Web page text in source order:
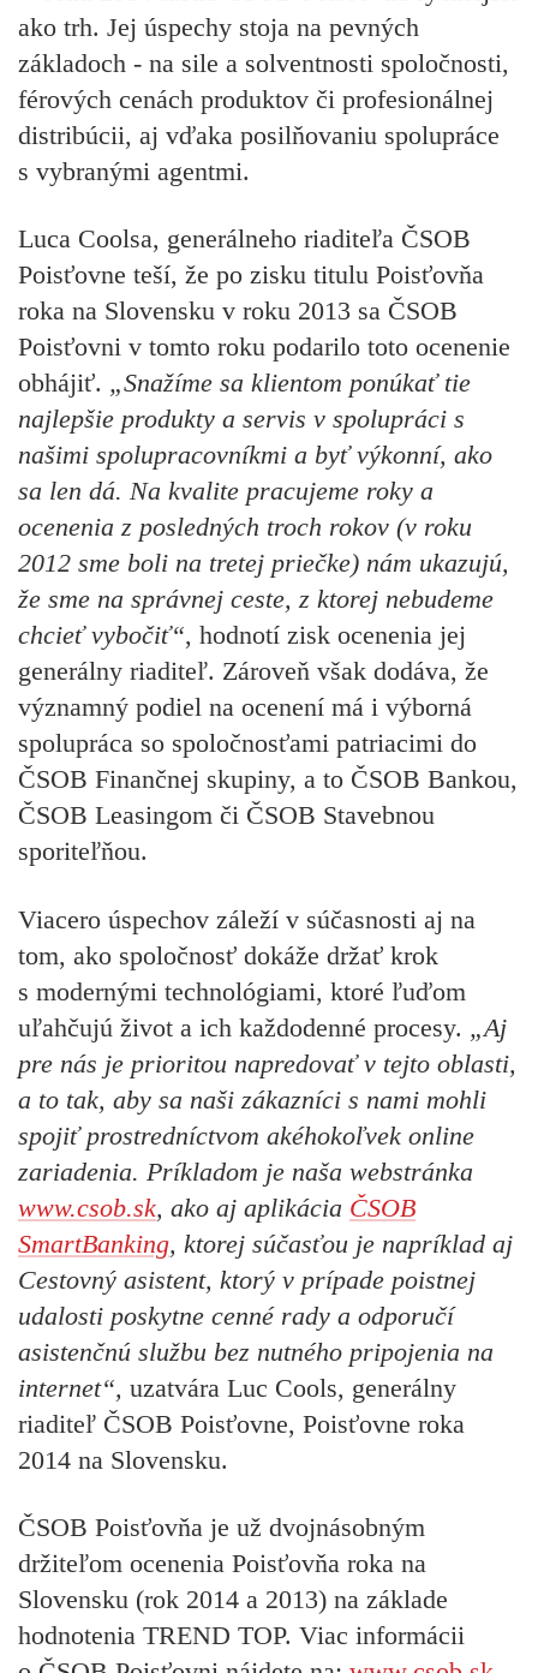
ako trh. Jej úspechy stoja na pevných
základoch - na sile a solventnosti spoločnosti,
férových cenách produktov či profesionálnej
distribúcii, aj vďaka posilňovaniu spolupráce
s vybranými agentmi.
Luca Coolsa, generálneho riaditeľa ČSOB
Poisťovne teší, že po zisku titulu Poisťovňa
roka na Slovensku v roku 2013 sa ČSOB
Poisťovni v tomto roku podarilo toto ocenenie
obhájiť. „Snažíme sa klientom ponúkať tie
najlepšie produkty a servis v spolupráci s
našimi spolupracovníkmi a byť výkonní, ako
sa len dá. Na kvalite pracujeme roky a
ocenenia z posledných troch rokov (v roku
2012 sme boli na tretej priečke) nám ukazujú,
že sme na správnej ceste, z ktorej nebudeme
chcieť vybočiť“, hodnotí zisk ocenenia jej
generálny riaditeľ. Zároveň však dodáva, že
významný podiel na ocenení má i výborná
spolupráca so spoločnosťami patriacimi do
ČSOB Finančnej skupiny, a to ČSOB Bankou,
ČSOB Leasingom či ČSOB Stavebnou
sporiteľňou.
Viacero úspechov záleží v súčasnosti aj na
tom, ako spoločnosť dokáže držať krok
s modernými technológiami, ktoré ľuďom
uľahčujú život a ich každodenné procesy. „Aj
pre nás je prioritou napredovať v tejto oblasti,
a to tak, aby sa naši zákazníci s nami mohli
spojiť prostredníctvom akéhokoľvek online
zariadenia. Príkladom je naša webstránka
www.csob.sk, ako aj aplikácia ČSOB
SmartBanking, ktorej súčasťou je napríklad aj
Cestovný asistent, ktorý v prípade poistnej
udalosti poskytne cenné rady a odporučí
asistenčnú službu bez nutného pripojenia na
internet“, uzatvára Luc Cools, generálny
riaditeľ ČSOB Poisťovne, Poisťovne roka
2014 na Slovensku.
ČSOB Poisťovňa je už dvojnásobným
držiteľom ocenenia Poisťovňa roka na
Slovensku (rok 2014 a 2013) na základe
hodnotenia TREND TOP. Viac informácii